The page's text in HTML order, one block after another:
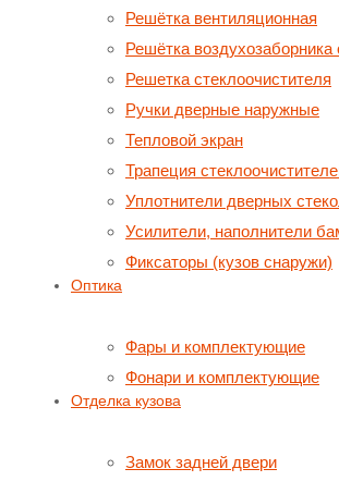
Решётка вентиляционная
Решётка воздухозаборника
Решетка стеклоочистителя
Ручки дверные наружные
Тепловой экран
Трапеция
Уплотнители дверных
Усилители, наполнители
Фиксаторы (кузов снаружи)
Оптика
Фары и комплектующие
Фонари и комплектующие
Отделка кузова
Замок задней двери